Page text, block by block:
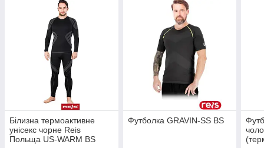
Білизна термоактивне
унісекс чорне Reis
Польща US-WARM BS
Футболка GRAVIN-SS BS